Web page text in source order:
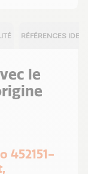
RÉFÉRENCES
le
452151-